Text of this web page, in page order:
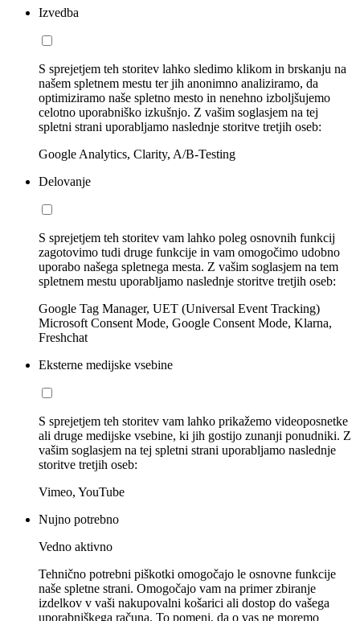
Izvedba
S sprejetjem teh storitev lahko sledimo klikom in brskanju na
našem spletnem mestu ter jih anonimno analiziramo, da
optimiziramo naše spletno mesto in nenehno izboljšujemo
celotno uporabniško izkušnjo. Z vašim soglasjem na tej
spletni strani uporabljamo naslednje storitve tretjih oseb:
Google Analytics, Clarity, A/B-Testing
Delovanje
S sprejetjem teh storitev vam lahko poleg osnovnih funkcij
zagotovimo tudi druge funkcije in vam omogočimo udobno
uporabo našega spletnega mesta. Z vašim soglasjem na tem
spletnem mestu uporabljamo naslednje storitve tretjih oseb:
Google Tag Manager, UET (Universal Event Tracking)
Microsoft Consent Mode, Google Consent Mode, Klarna,
Freshchat
Eksterne medijske vsebine
S sprejetjem teh storitev vam lahko prikažemo videoposnetke
ali druge medijske vsebine, ki jih gostijo zunanji ponudniki. Z
vašim soglasjem na tej spletni strani uporabljamo naslednje
storitve tretjih oseb:
Vimeo, YouTube
Nujno potrebno
Vedno aktivno
Tehnično potrebni piškotki omogočajo le osnovne funkcije
naše spletne strani. Omogočajo vam na primer zbiranje
izdelkov v vaši nakupovalni košarici ali dostop do vašega
uporabniškega računa. To pomeni, da o vas ne moremo